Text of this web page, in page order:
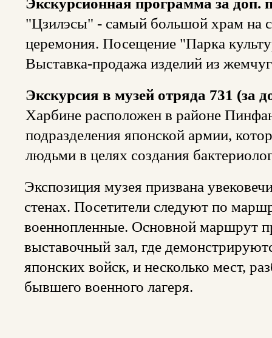
Экскурсионная программа за доп.
"Цзилэсы" - самый большой храм на
церемония. Посещение "Парка
Выставка-продажа изделий из
Экскурсия в музей отряда 731 (за
Харбине расположен в районе
подразделения японской армии,
людьми в целях создания
Экспозиция музея призвана
стенах. Посетители следуют по
военнопленные. Основной маршрут
выставочный зал, где
японских войск, и несколько мест,
бывшего военного лагеря.